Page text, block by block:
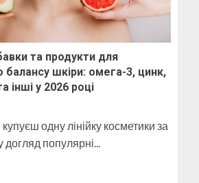
та продукти для
балансу шкіри: омега-3, цинк,
інші у 2026 році
одну лінійку косметики за
популярні...